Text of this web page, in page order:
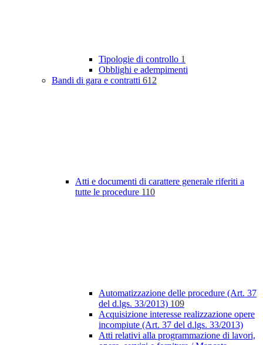
Tipologie di controllo 1
Obblighi e adempimenti
Bandi di gara e contratti 612
Atti e documenti di carattere generale riferiti a
tutte le procedure 110
Automatizzazione delle procedure (Art. 37
del d.lgs. 33/2013) 109
Acquisizione interesse realizzazione opere
incompiute (Art. 37 del d.lgs. 33/2013)
Atti relativi alla programmazione di lavori,